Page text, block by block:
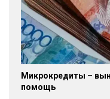
Микрокредиты –
помощь